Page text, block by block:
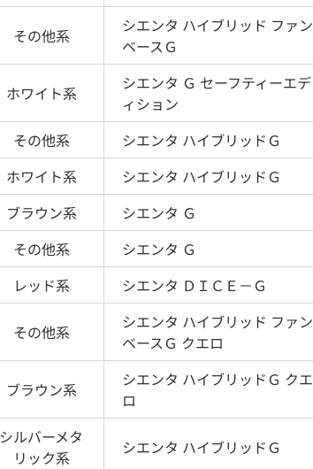
その他系 シエンタ ハイブリッド ファン
ベースＧ
ホワイト系 シエンタ Ｇ セーフティーエデ
ィション
その他系 シエンタ ハイブリッドＧ
ホワイト系 シエンタ ハイブリッドＧ
ブラウン系 シエンタ Ｇ
その他系 シエンタ Ｇ
レッド系 シエンタ ＤＩＣＥ－Ｇ
その他系 シエンタ ハイブリッド ファン
ベースＧ クエロ
ブラウン系 シエンタ ハイブリッドＧ クエ
ロ
シルバーメタ
リック系 シエンタ ハイブリッドＧ